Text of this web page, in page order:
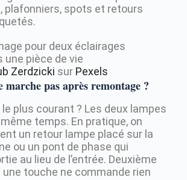
plafonniers, spots et retours
Zerdzicki sur Pexels
marche pas après remontage ?
plus courant ? Les deux lampes
temps. En pratique, on
un retour lampe placé sur la
ou un pont de phase qui
au lieu de l’entrée. Deuxième
touche ne commande rien